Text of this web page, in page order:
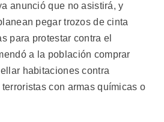
anunció que no asistirá, y
pegar trozos de cinta
para protestar contra el
a la población comprar
habitaciones contra
con armas químicas o